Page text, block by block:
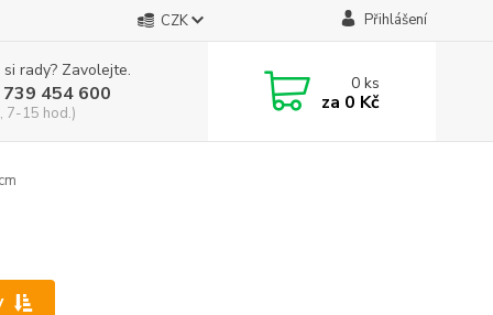
CZK Přihlášení
rady? Zavolejte.
454 600
7-15 hod.)
0ks
za 0 Kč